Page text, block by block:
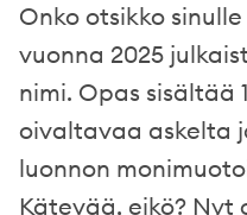
Onko otsikko
vuonna 2025
nimi. Opas sisältää
oivaltavaa askelta
luonnon
Kätevää, eikö? Nyt